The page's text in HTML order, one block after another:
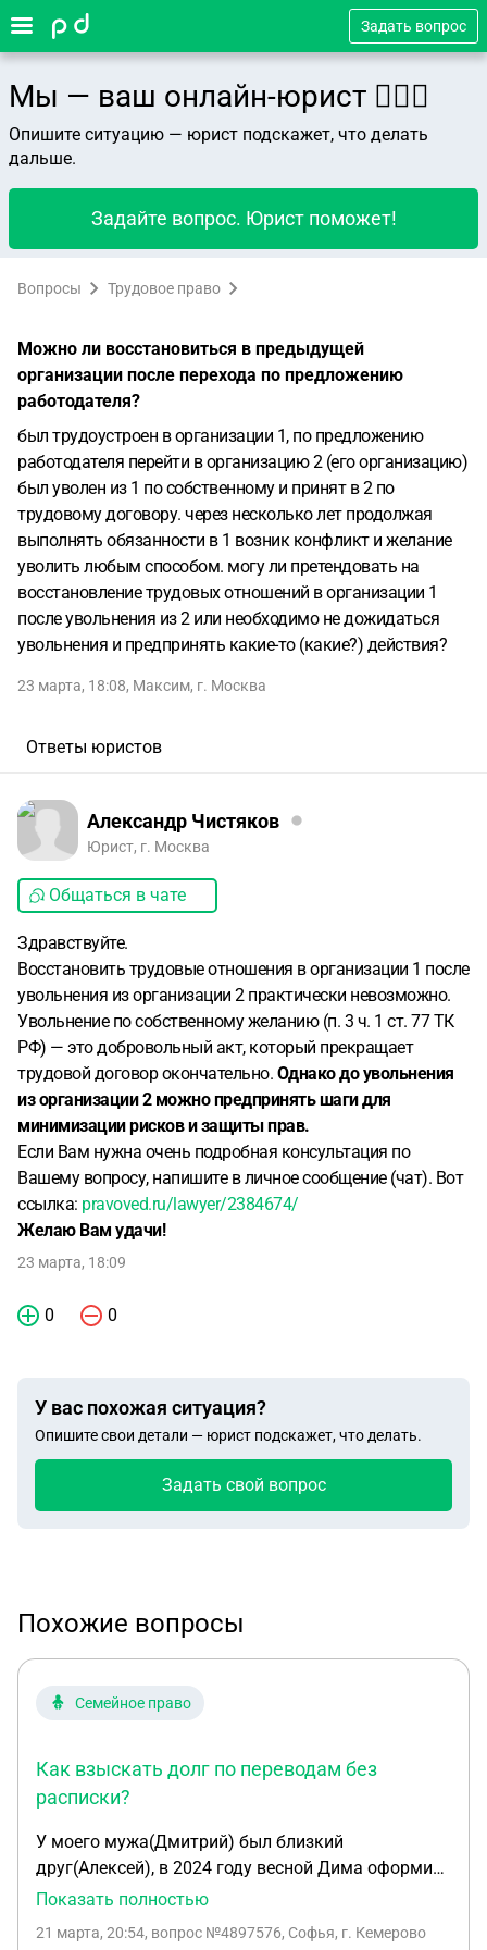
Задать вопрос
Мы — ваш онлайн-юрист 👨🏻‍⚖️
Опишите ситуацию — юрист подскажет, что делать
дальше.
Задайте вопрос. Юрист поможет!
Вопросы Трудовое право
Можно ли восстановиться в предыдущей
организации после перехода по предложению
работодателя?
был трудоустроен в организации 1, по предложению
работодателя перейти в организацию 2 (его организацию)
был уволен из 1 по собственному и принят в 2 по
трудовому договору. через несколько лет продолжая
выполнять обязанности в 1 возник конфликт и желание
уволить любым способом. могу ли претендовать на
восстановление трудовых отношений в организации 1
после увольнения из 2 или необходимо не дожидаться
увольнения и предпринять какие-то (какие?) действия?
23 марта, 18:08, Максим, г. Москва
Ответы юристов
Александр Чистяков
Юрист, г. Москва
Общаться в чате
Здравствуйте.
Восстановить трудовые отношения в организации 1 после
увольнения из организации 2 практически невозможно.
Увольнение по собственному желанию (п. 3 ч. 1 ст. 77 ТК
РФ) — это добровольный акт, который прекращает
трудовой договор окончательно. Однако до увольнения
из организации 2 можно предпринять шаги для
минимизации рисков и защиты прав.
Если Вам нужна очень подробная консультация по
Вашему вопросу, напишите в личное сообщение (чат). Вот
ссылка: pravoved.ru/lawyer/2384674/
Желаю Вам удачи!
23 марта, 18:09
0 0
У вас похожая ситуация?
Опишите свои детали — юрист подскажет, что делать.
Задать свой вопрос
Похожие вопросы
Семейное право
Как взыскать долг по переводам без
расписки?
У моего мужа(Дмитрий) был близкий
друг(Алексей), в 2024 году весной Дима оформил
кредитную карту на 150.000 руб, как только Леша
Показать полностью
21 марта, 20:54, вопрос №4897576, Софья, г. Кемерово